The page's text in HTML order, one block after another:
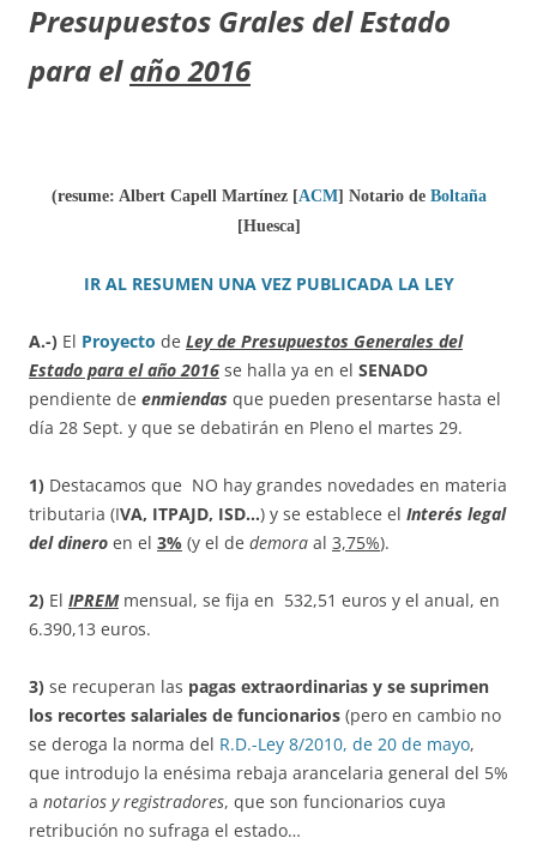
Presupuestos Grales del Estado
para elaño 2016
(resume: Albert Capell Martínez[ACM] Notario de Boltaña
[Huesca]
IR AL RESUMEN UNA VEZ PUBLICADA LA LEY
A.-) El Proyecto de Ley de Presupuestos Generales del
Estado para el año 2016 se halla ya en el SENADO
pendiente de enmiendas que pueden presentarse hasta el
día 28 Sept. y que se debatirán en Pleno el martes 29.
1) Destacamos que NO hay grandes novedades en materia
tributaria (IVA, ITPAJD, ISD…) y se establece el Interés legal
del dinero en el 3% (y el de demora al 3,75%).
2) El IPREMmensual, se fija en 532,51 euros y el anual, en
6.390,13 euros.
3) se recuperan las pagas extraordinarias y se suprimen
los recortes salariales de funcionarios (pero en cambio no
se deroga la norma del R.D.-Ley 8/2010, de 20 de mayo,
que introdujo la enésima rebaja arancelaria general del 5%
a notarios y registradores, que son funcionarios cuya
retribución no sufraga el estado…